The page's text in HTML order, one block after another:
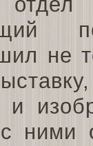
не
и
ними